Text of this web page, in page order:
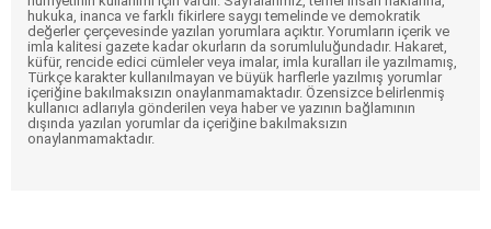
hukuka, inanca ve farklı fikirlere saygı temelinde ve demokratik
değerler çerçevesinde yazılan yorumlara açıktır. Yorumların içerik ve
imla kalitesi gazete kadar okurların da sorumluluğundadır. Hakaret,
küfür, rencide edici cümleler veya imalar, imla kuralları ile yazılmamış,
Türkçe karakter kullanılmayan ve büyük harflerle yazılmış yorumlar
içeriğine bakılmaksızın onaylanmamaktadır. Özensizce belirlenmiş
kullanıcı adlarıyla gönderilen veya haber ve yazının bağlamının
dışında yazılan yorumlar da içeriğine bakılmaksızın
onaylanmamaktadır.